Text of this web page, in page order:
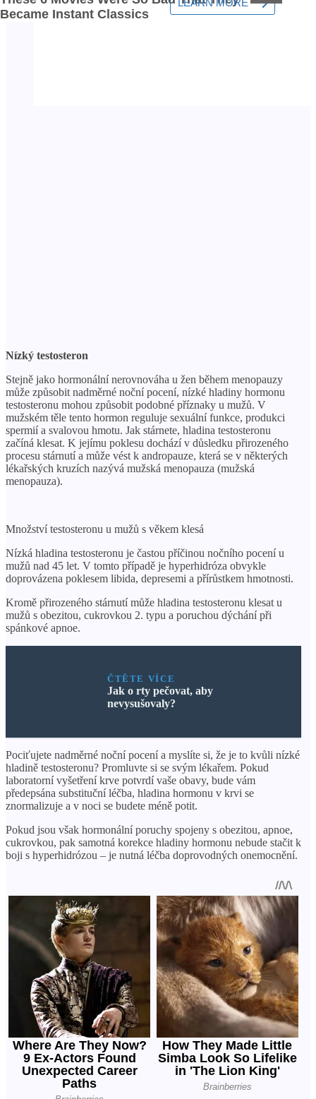
Nízký testosteron
Stejně jako hormonální nerovnováha u žen během menopauzy
může způsobit nadměrné noční pocení, nízké hladiny hormonu
testosteronu mohou způsobit podobné příznaky u mužů. V
mužském těle tento hormon reguluje sexuální funkce, produkci
spermií a svalovou hmotu. Jak stárnete, hladina testosteronu
začíná klesat. K jejímu poklesu dochází v důsledku přirozeného
procesu stárnutí a může vést k andropauze, která se v některých
lékařských kruzích nazývá mužská menopauza (mužská
menopauza).
Množství testosteronu u mužů s věkem klesá
Nízká hladina testosteronu je častou příčinou nočního pocení u
mužů nad 45 let. V tomto případě je hyperhidróza obvykle
doprovázena poklesem libida, depresemi a přírůstkem hmotnosti.
Kromě přirozeného stárnutí může hladina testosteronu klesat u
mužů s obezitou, cukrovkou 2. typu a poruchou dýchání při
spánkové apnoe.
ČTĚTE VÍCE
Jak o rty pečovat, aby
nevysušovaly?
Pociťujete nadměrné noční pocení a myslíte si, že je to kvůli nízké
hladině testosteronu? Promluvte si se svým lékařem. Pokud
laboratorní vyšetření krve potvrdí vaše obavy, bude vám
předepsána substituční léčba, hladina hormonu v krvi se
znormalizuje a v noci se budete méně potit.
Pokud jsou však hormonální poruchy spojeny s obezitou, apnoe,
cukrovkou, pak samotná korekce hladiny hormonu nebude stačit k
boji s hyperhidrózou – je nutná léčba doprovodných onemocnění.